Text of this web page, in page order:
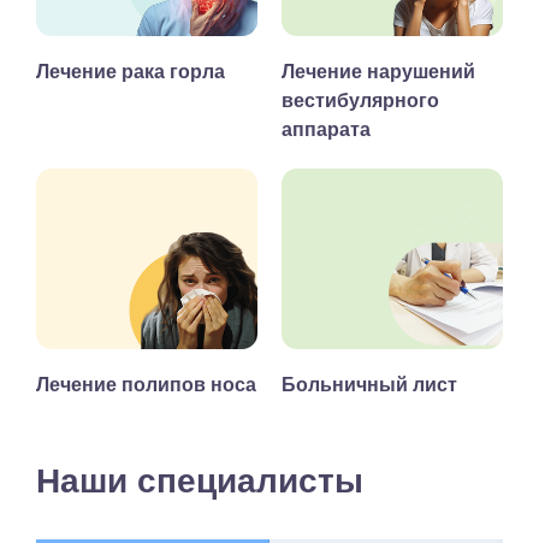
Лечение рака горла
Лечение нарушений
вестибулярного
аппарата
Лечение полипов носа Больничный лист
Наши специалисты